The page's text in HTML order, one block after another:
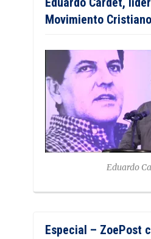
Movimiento
Eduardo
Especial – ZoePost